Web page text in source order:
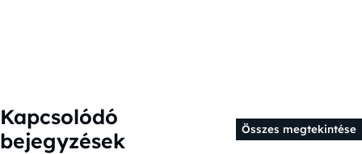
Kapcsolódó
bejegyzések
Összes megtekintése